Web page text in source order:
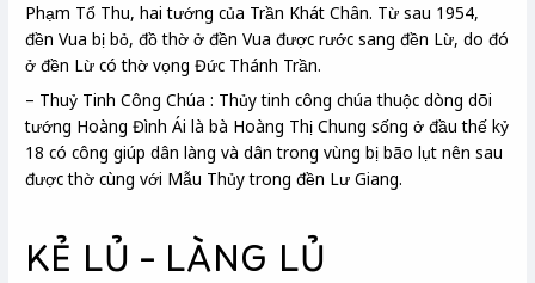
Phạm Tổ Thu, hai tướng của Trần Khát Chân. Từ sau 1954,
đền Vua bị bỏ, đồ thờ ở đền Vua được rước sang đền Lừ, do đó
ở đền Lừ có thờ vọng Đức Thánh Trần.
– Thuỷ Tinh Công Chúa : Thủy tinh công chúa thuộc dòng dõi
tướng Hoàng Đình Ái là bà Hoàng Thị Chung sống ở đầu thế kỷ
18 có công giúp dân làng và dân trong vùng bị bão lụt nên sau
được thờ cùng với Mẫu Thủy trong đền Lư Giang.